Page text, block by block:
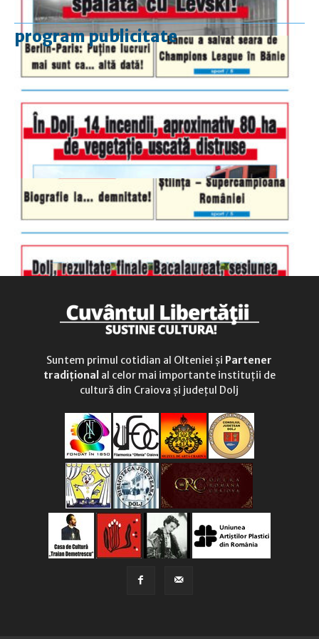
program publicitate
luni-vineri
9.00 - 17.00
duminică
9.00 - 12.00
Suntem primul cotidian al Olteniei și Partener
tradițional al celor mai importante instituții de
cultură din Craiova și județul Dolj